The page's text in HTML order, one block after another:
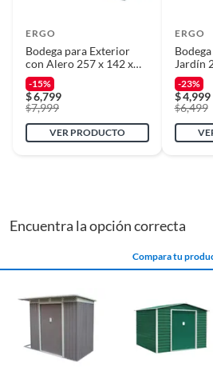
ERGO
Bodega para Exterior
con Alero 257 x 142 x
180 cm
-15%
$6,799
$7,999
VER PRODUCTO
ERGO
Jardín
cm
-23%
$4,999
$6,499
Encuentra la opción correcta
Compara tu